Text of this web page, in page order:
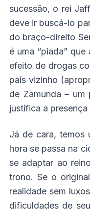
sucessão, o rei
deve ir buscá-lo
do braço-direito
é uma “piada”
efeito de drogas
país vizinho
de Zamunda –
justifica a
Já de cara, temos
hora se passa na
se adaptar ao
trono. Se o
realidade sem
dificuldades de